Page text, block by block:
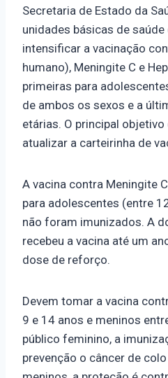
Secretaria de Estado da
unidades básicas de
intensificar a vacinação
humano), Meningite C e
primeiras para
de ambos os sexos e a
etárias. O principal objetivo
atualizar a carteirinha de
A vacina contra Meningite
para adolescentes (entre
não foram imunizados. A
recebeu a vacina até um
dose de reforço.
Devem tomar a vacina
9 e 14 anos e meninos
público feminino, a
prevenção o câncer de